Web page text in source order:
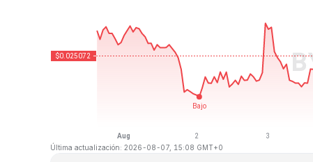
Última actualización: 2026-08-07, 15:08 GMT+0